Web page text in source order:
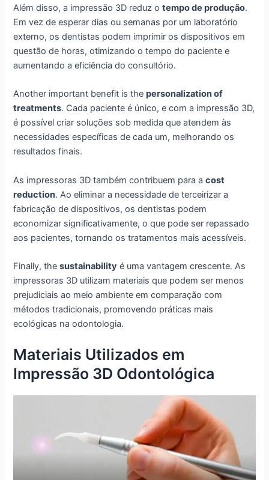
Além disso, a impressão 3D reduz otempo de produção.
Em vez de esperar dias ou semanas por um laboratório
externo, os dentistas podem imprimir os dispositivos em
questão de horas, otimizando o tempo do paciente e
aumentando a eficiência do consultório.
Another important benefit is thepersonalization of
treatments. Cada paciente é único, e com a impressão 3D,
é possível criar soluções sob medida que atendem às
necessidades específicas de cada um, melhorando os
resultados finais.
As impressoras 3D também contribuem para acost
reduction. Ao eliminar a necessidade de terceirizar a
fabricação de dispositivos, os dentistas podem
economizar significativamente, o que pode ser repassado
aos pacientes, tornando os tratamentos mais acessíveis.
Finally, thesustainability é uma vantagem crescente. As
impressoras 3D utilizam materiais que podem ser menos
prejudiciais ao meio ambiente em comparação com
métodos tradicionais, promovendo práticas mais
ecológicas na odontologia.
Materiais Utilizados em
Impressão 3D Odontológica